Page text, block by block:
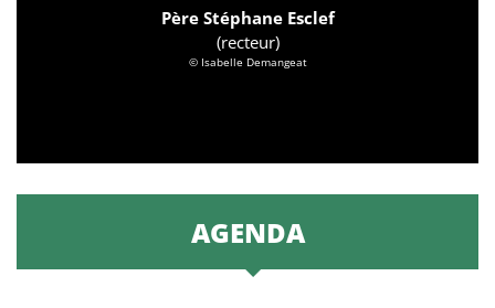
Père Stéphane Esclef
(recteur)
© Isabelle Demangeat
AGENDA